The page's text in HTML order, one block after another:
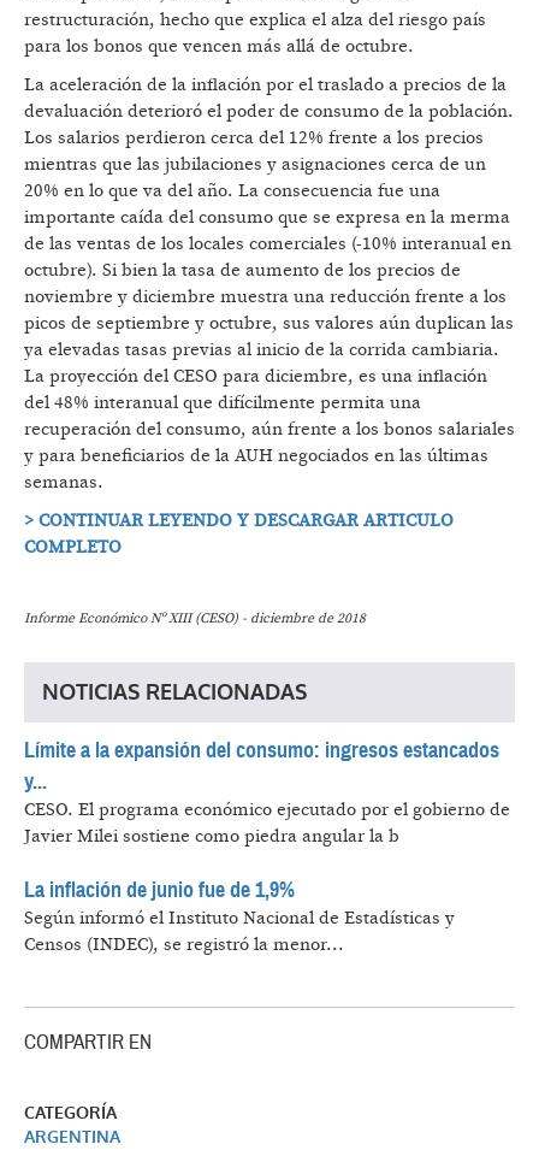
restructuración, hecho que explica el alza del riesgo país
para los bonos que vencen más allá de octubre.
La aceleración de la inflación por el traslado a precios de la
devaluación deterioró el poder de consumo de la población.
Los salarios perdieron cerca del 12% frente a los precios
mientras que las jubilaciones y asignaciones cerca de un
20% en lo que va del año. La consecuencia fue una
importante caída del consumo que se expresa en la merma
de las ventas de los locales comerciales (-10% interanual en
octubre). Si bien la tasa de aumento de los precios de
noviembre y diciembre muestra una reducción frente a los
picos de septiembre y octubre, sus valores aún duplican las
ya elevadas tasas previas al inicio de la corrida cambiaria.
La proyección del CESO para diciembre, es una inflación
del 48% interanual que difícilmente permita una
recuperación del consumo, aún frente a los bonos salariales
y para beneficiarios de la AUH negociados en las últimas
semanas.
> CONTINUAR LEYENDO Y DESCARGAR ARTICULO
COMPLETO
Informe Económico Nº XIII (CESO) - diciembre de 2018
NOTICIAS RELACIONADAS
Límite a la expansión del consumo: ingresos estancados
y...
CESO. El programa económico ejecutado por el gobierno de
Javier Milei sostiene como piedra angular la b
La inflación de junio fue de 1,9%
Según informó el Instituto Nacional de Estadísticas y
Censos (INDEC), se registró la menor...
COMPARTIR EN
CATEGORÍA
ARGENTINA